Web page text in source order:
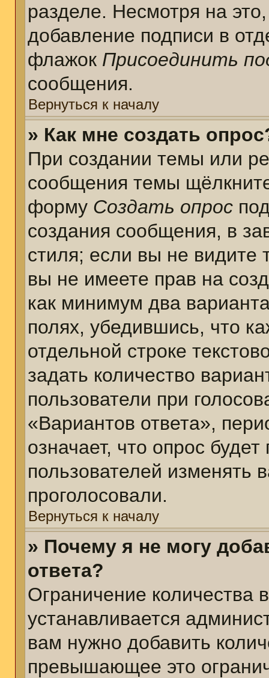
разделе. Несмотря на
добавление подписи в
флажок Присоединить
сообщения.
Вернуться к началу
» Как мне создать
При создании темы или
сообщения темы
форму Создать опрос
создания сообщения, в
стиля; если вы не видите
вы не имеете прав на
как минимум два
полях, убедившись, что
отдельной строке
задать количество
пользователи при
«Вариантов ответа»,
означает, что опрос
пользователей изменять
проголосовали.
Вернуться к началу
» Почему я не могу
ответа?
Ограничение количества
устанавливается
вам нужно добавить
превышающее это